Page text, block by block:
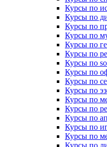
Курсы по
Курсы по
Курсы по
Курсы по
Курсы по
Курсы по
Курсы по
Курсы по
Курсы по
Курсы по
Курсы по
Курсы по
Курсы по
Курсы по
Курсы по